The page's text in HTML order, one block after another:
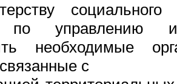
по управлению
необходимые
с